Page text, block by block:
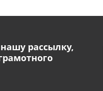
рассылку,